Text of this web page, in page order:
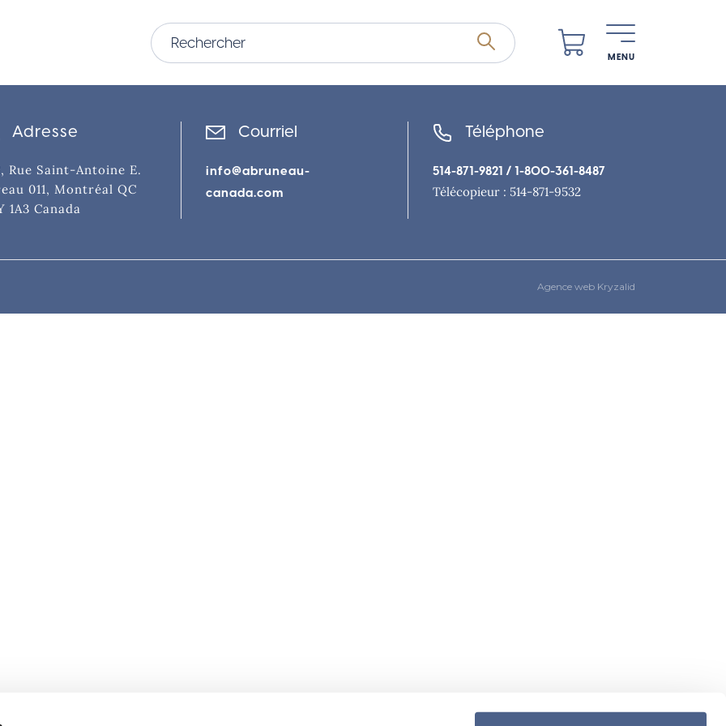
MENU
Adresse
Rue Saint-Antoine E.
011, Montréal QC
1A3 Canada
Courriel
info@abruneau-
canada.com
Téléphone
514-871-9821 / 1-800-361-8487
Télécopieur : 514-871-9532
Agence web Kryzalid